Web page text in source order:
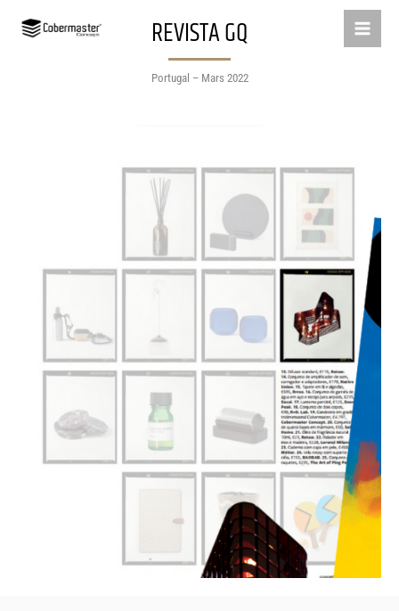
REVISTA GQ
Portugal – Mars 2022